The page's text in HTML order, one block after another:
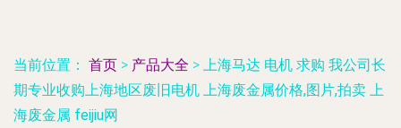
当前位置： 首页 > 产品大全 > 上海马达 电机 求购 我公司长
期专业收购上海地区废旧电机 上海废金属价格,图片,拍卖 上
海废金属 feijiu网